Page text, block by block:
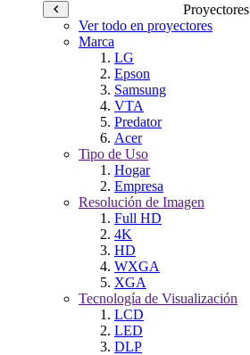
Proyectores
Ver todo en proyectores
Marca
LG
Epson
Samsung
VTA
Predator
Acer
Tipo de Uso
Hogar
Empresa
Resolución de Imagen
Full HD
4K
HD
WXGA
XGA
Tecnología de Visualización
LCD
LED
DLP